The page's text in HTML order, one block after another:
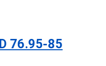
76.95-85